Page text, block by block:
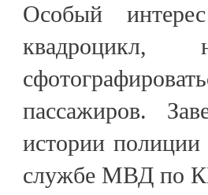
Особый
пассажиров.
истории
службе МВД по